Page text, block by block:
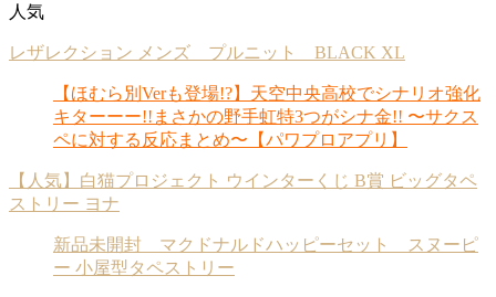
人気
レザレクション メンズ プルニット BLACK XL
【ほむら別Verも登場!?】天空中央高校でシナリオ強化
キターーー!!まさかの野手虹特3つがシナ金!! 〜サクス
ペに対する反応まとめ〜【パワプロアプリ】
【人気】白猫プロジェクト ウインターくじ B賞 ビッグタペ
ストリー ヨナ
新品未開封 マクドナルドハッピーセット スヌーピ
ー 小屋型タペストリー